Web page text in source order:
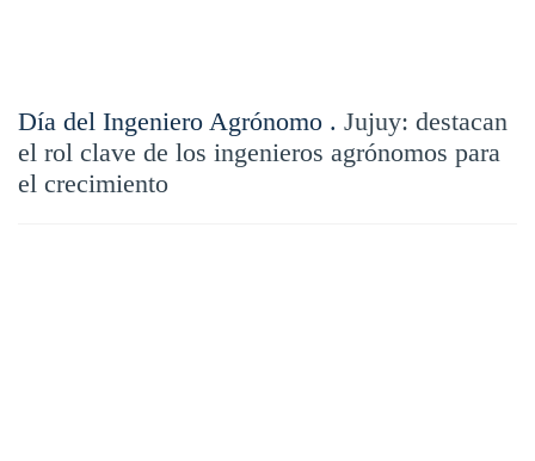
Día del Ingeniero Agrónomo . Jujuy: destacan
el rol clave de los ingenieros agrónomos para
el crecimiento